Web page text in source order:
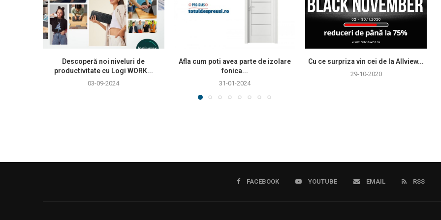
Descoperă noi niveluri de
productivitate cu Logi WORK...
03-09-2024
Afla cum poti avea parte de izolare
fonica...
31-01-2024
Cu ce surpriza vin cei de la Allview...
29-10-2020
FACEBOOK YOUTUBE EMAIL RSS